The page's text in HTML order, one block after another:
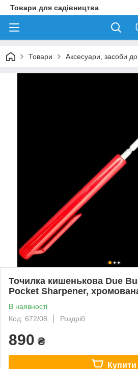
Товари для садівництва
Товари Аксесуари, засоби
Точилка кишенькова Due
Pocket Sharpener,
В наявності
Код: 672/08
Роздріб
890 ₴
Купити